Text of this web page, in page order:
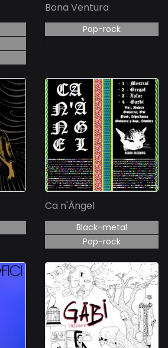
Bona Ventura
Pop-rock
Ca n'Àngel
Black-metal
Pop-rock